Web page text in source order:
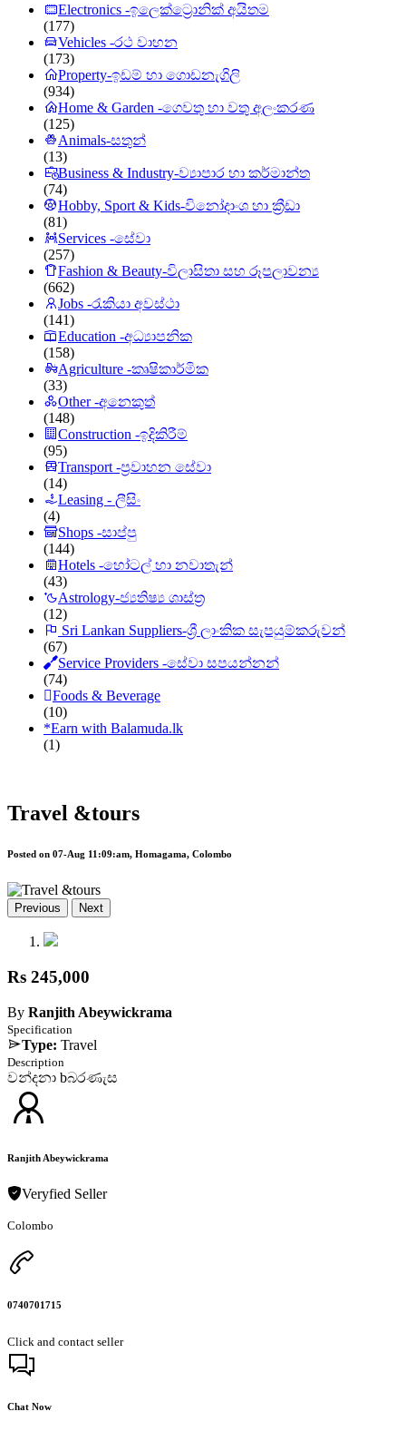
Electronics -ඉලෙක්ට්‍රොනික් අයිතම
(177)
Vehicles -රථ වාහන
(173)
Property-ඉඩම් හා ගොඩනැගිලි
(934)
Home & Garden -ගෙවතු හා වතු අලංකරණ
(125)
Animals-සතුන්
(13)
Business & Industry-ව්‍යාපාර හා කර්මාන්ත
(74)
Hobby, Sport & Kids-විනෝදාංශ හා ක්‍රීඩා
(81)
Services -සේවා
(257)
Fashion & Beauty-විලාසිතා සහ රූපලාවන්‍ය
(662)
Jobs -රැකියා අවස්ථා
(141)
Education -අධ්‍යාපනික
(158)
Agriculture -කෘෂිකාර්මික
(33)
Other -අනෙකුත්
(148)
Construction -ඉදිකිරීම්
(95)
Transport -ප්‍රවාහන සේවා
(14)
Leasing - ලීසිං
(4)
Shops -සාප්පු
(144)
Hotels -හෝටල් හා නවාතැන්
(43)
Astrology-ජ්‍යතිෂ්‍ය ශාස්ත්‍ර
(12)
Sri Lankan Suppliers-ශ්‍රී ලාංකික සැපයුම්කරුවන්
(67)
Service Providers -සේවා සපයන්නන්
(74)
Foods & Beverage
(10)
*Earn with Balamuda.lk
(1)
Travel &tours
Posted on 07-Aug 11:09:am, Homagama, Colombo
Previous Next
Rs 245,000
By Ranjith Abeywickrama
Specification
Type: Travel
Description
වන්දනා bබරණැස
Ranjith Abeywickrama
Veryfied Seller
Colombo
0740701715
Click and contact seller
Chat Now